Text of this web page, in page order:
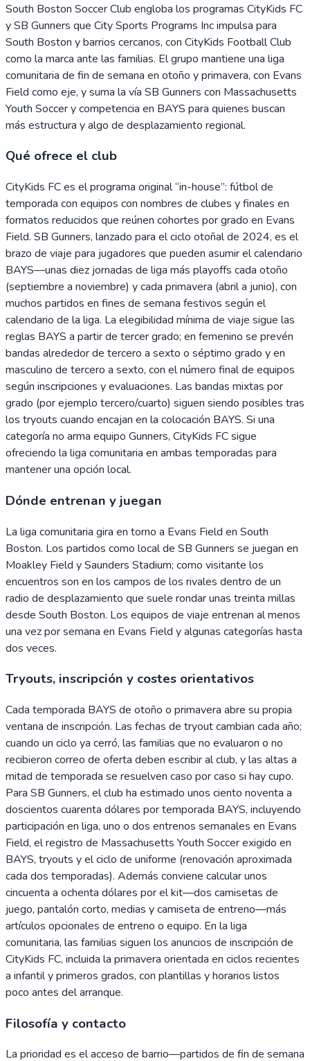
South Boston Soccer Club engloba los programas CityKids FC
y SB Gunners que City Sports Programs Inc impulsa para
South Boston y barrios cercanos, con CityKids Football Club
como la marca ante las familias. El grupo mantiene una liga
comunitaria de fin de semana en otoño y primavera, con Evans
Field como eje, y suma la vía SB Gunners con Massachusetts
Youth Soccer y competencia en BAYS para quienes buscan
más estructura y algo de desplazamiento regional.
Qué ofrece el club
CityKids FC es el programa original “in-house”: fútbol de
temporada con equipos con nombres de clubes y finales en
formatos reducidos que reúnen cohortes por grado en Evans
Field. SB Gunners, lanzado para el ciclo otoñal de 2024, es el
brazo de viaje para jugadores que pueden asumir el calendario
BAYS—unas diez jornadas de liga más playoffs cada otoño
(septiembre a noviembre) y cada primavera (abril a junio), con
muchos partidos en fines de semana festivos según el
calendario de la liga. La elegibilidad mínima de viaje sigue las
reglas BAYS a partir de tercer grado; en femenino se prevén
bandas alrededor de tercero a sexto o séptimo grado y en
masculino de tercero a sexto, con el número final de equipos
según inscripciones y evaluaciones. Las bandas mixtas por
grado (por ejemplo tercero/cuarto) siguen siendo posibles tras
los tryouts cuando encajan en la colocación BAYS. Si una
categoría no arma equipo Gunners, CityKids FC sigue
ofreciendo la liga comunitaria en ambas temporadas para
mantener una opción local.
Dónde entrenan y juegan
La liga comunitaria gira en torno a Evans Field en South
Boston. Los partidos como local de SB Gunners se juegan en
Moakley Field y Saunders Stadium; como visitante los
encuentros son en los campos de los rivales dentro de un
radio de desplazamiento que suele rondar unas treinta millas
desde South Boston. Los equipos de viaje entrenan al menos
una vez por semana en Evans Field y algunas categorías hasta
dos veces.
Tryouts, inscripción y costes orientativos
Cada temporada BAYS de otoño o primavera abre su propia
ventana de inscripción. Las fechas de tryout cambian cada año;
cuando un ciclo ya cerró, las familias que no evaluaron o no
recibieron correo de oferta deben escribir al club, y las altas a
mitad de temporada se resuelven caso por caso si hay cupo.
Para SB Gunners, el club ha estimado unos ciento noventa a
doscientos cuarenta dólares por temporada BAYS, incluyendo
participación en liga, uno o dos entrenos semanales en Evans
Field, el registro de Massachusetts Youth Soccer exigido en
BAYS, tryouts y el ciclo de uniforme (renovación aproximada
cada dos temporadas). Además conviene calcular unos
cincuenta a ochenta dólares por el kit—dos camisetas de
juego, pantalón corto, medias y camiseta de entreno—más
artículos opcionales de entreno o equipo. En la liga
comunitaria, las familias siguen los anuncios de inscripción de
CityKids FC, incluida la primavera orientada en ciclos recientes
a infantil y primeros grados, con plantillas y horarios listos
poco antes del arranque.
Filosofía y contacto
La prioridad es el acceso de barrio—partidos de fin de semana